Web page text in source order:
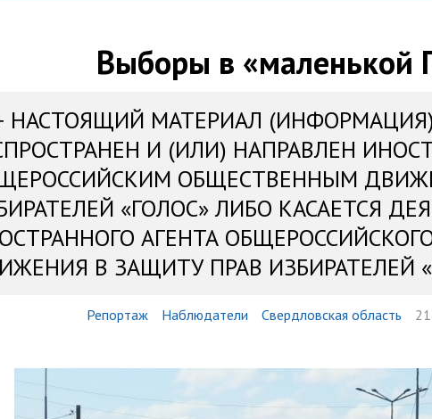
Выборы в «маленькой
НАСТОЯЩИЙ МАТЕРИАЛ
И (ИЛИ) НАПРАВЛЕН
ОБЩЕСТВЕННЫМ
«ГОЛОС» ЛИБО КАСАЕТСЯ
АГЕНТА
В ЗАЩИТУ ПРАВ ИЗБИРАТЕЛЕЙ
Репортаж Наблюдатели Свердловская область